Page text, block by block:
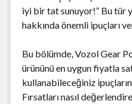
iyi bir tat sunuyor!” Bu tür
hakkında önemli ipuçları
Bu bölümde, Vozol Gear
ürününü en uygun fiyatla
kullanabileceğiniz
Fırsatları nasıl